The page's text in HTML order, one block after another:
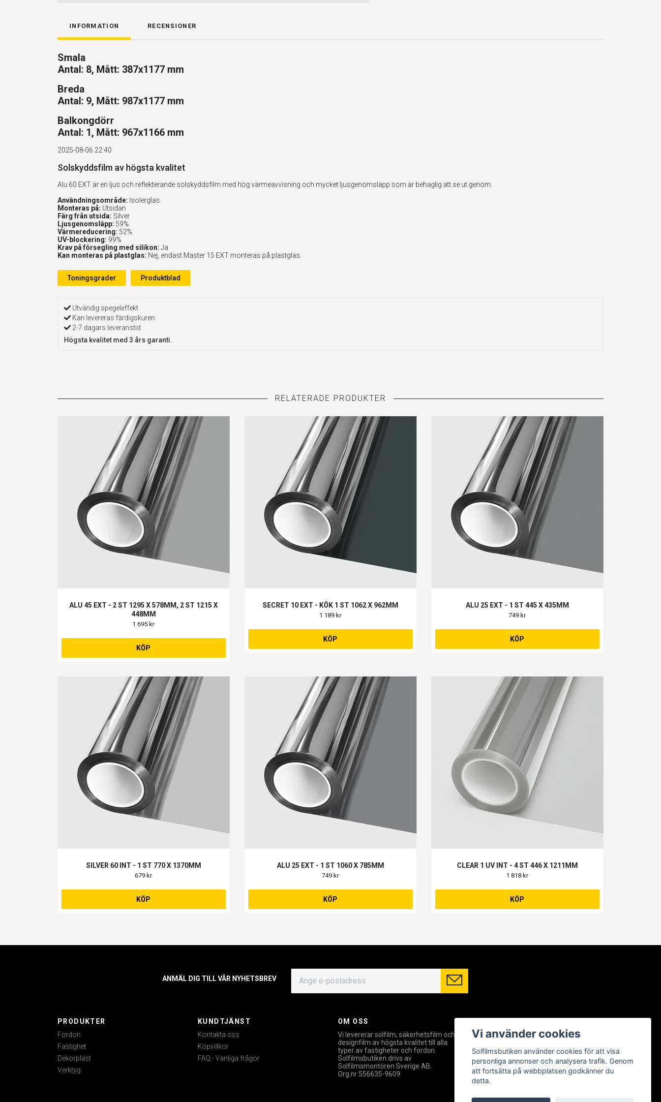
INFORMATION RECENSIONER
Smala
Antal: 8, Mått: 387x1177 mm
Breda
Antal: 9, Mått: 987x1177 mm
Balkongdörr
Antal: 1, Mått: 967x1166 mm
2025-08-06 22:40
Solskyddsfilm av högsta kvalitet
Alu 60 EXT är en ljus och reflekterande solskyddsfilm med hög värmeavvisning och mycket ljusgenomsläpp som är behaglig att se ut genom.
Användningsområde: Isolerglas
Monteras på: Utsidan
Färg från utsida: Silver
Ljusgenomsläpp: 59%
Värmereducering: 52%
UV-blockering: 99%
Krav på försegling med silikon: Ja
Kan monteras på plastglas: Nej, endast Master 15 EXT monteras på plastglas.
Toningsgrader Produktblad
Utvändig spegeleffekt
Kan levereras färdigskuren
2-7 dagars leveranstid
Högsta kvalitet med 3 års garanti.
ALU 45 EXT - 2 ST 1295 X 578MM, 2 ST 1215 X
448MM
1 695 kr
KÖP
SECRET 10 EXT - KÖK 1 ST 1062 X 962MM
1 189 kr
KÖP
ALU 25 EXT - 1 ST 445 X 435MM
749 kr
KÖP
SILVER 60 INT - 1 ST 770 X 1370MM
679 kr
KÖP
ALU 25 EXT - 1 ST 1060 X 785MM
749 kr
KÖP
CLEAR 1 UV INT - 4 ST 446 X 1211MM
1 818 kr
KÖP
ANMÄL DIG TILL VÅR NYHETSBREV
PRODUKTER
Fordon
Fastighet
Dekorplast
Verktyg
KUNDTJÄNST
Kontakta oss
Köpvillkor
FAQ - Vanliga frågor
OM OSS
Vi levererar solfilm, säkerhetsfilm och
designfilm av högsta kvalitet till alla
typer av fastigheter och fordon.
Solfilmsbutiken drivs av
Solfilmsmontören Sverige AB.
Org.nr 556635-9609
Facebook
YouTube
Vi använder cookies
Solfilmsbutiken använder cookies för att visa
personliga annonser och analysera trafik. Genom
att fortsätta på webbplatsen godkänner du
detta.